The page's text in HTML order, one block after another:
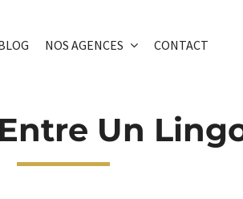
NOS AGENCES CONTACT
Un